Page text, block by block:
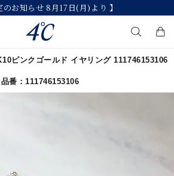
のお知らせ 8月17日(月)より 】
キーワードで検索する
ピンクゴールド イヤリング 111746153106
品番：111746153106